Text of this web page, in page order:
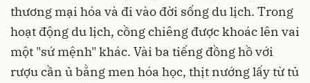
thương mại hóa và đi vào đời sống du lịch. Trong
hoạt động du lịch, cồng chiêng được khoác lên vai
một "sứ mệnh" khác. Vài ba tiếng đồng hồ với
rượu cần ủ bằng men hóa học, thịt nướng lấy từ tủ